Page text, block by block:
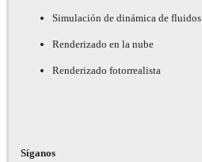
Simulación de dinámica de fluidos
Renderizado en la nube
Renderizado fotorrealista
Síganos